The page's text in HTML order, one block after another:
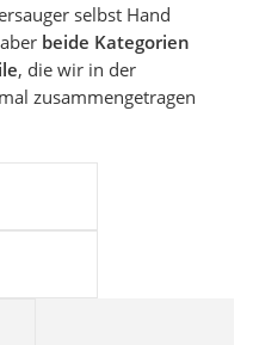
selbst Hand
beide Kategorien
, die wir in der
zusammengetragen